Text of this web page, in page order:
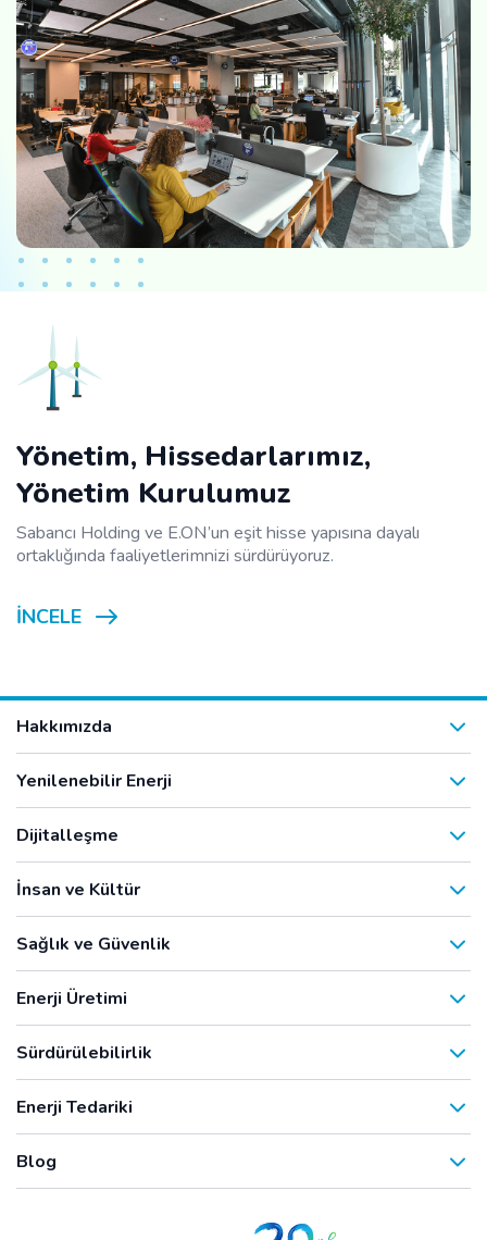
Yönetim, Hissedarlarımız,
Yönetim Kurulumuz
Sabancı Holding ve E.ON’un eşit hisse yapısına dayalı
ortaklığında faaliyetlerimnizi sürdürüyoruz.
İNCELE
Hakkımızda
Yenilenebilir Enerji
Dijitalleşme
İnsan ve Kültür
Sağlık ve Güvenlik
Enerji Üretimi
Sürdürülebilirlik
Enerji Tedariki
Blog